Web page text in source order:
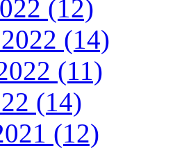
(12)
(14)
(11)
(14)
(12)